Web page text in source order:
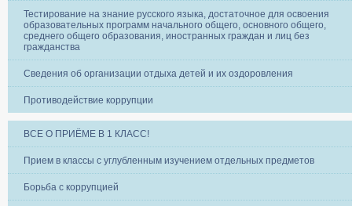
Тестирование на знание русского языка, достаточное для освоения
образовательных программ начального общего, основного общего,
среднего общего образования, иностранных граждан и лиц без
гражданства
Сведения об организации отдыха детей и их оздоровления
Противодействие коррупции
ВСЕ О ПРИЁМЕ В 1 КЛАСС!
Прием в классы с углубленным изучением отдельных предметов
Борьба с коррупцией